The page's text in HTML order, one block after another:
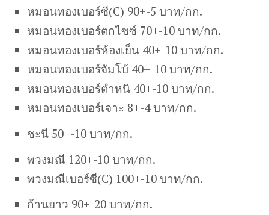
หมอนทองเบอร์ซี(C) 90+-5 บาท/กก.
หมอนทองเบอร์ตกไซซ์ 70+-10 บาท/กก.
หมอนทองเบอร์ห้องเย็น 40+-10 บาท/กก.
หมอนทองเบอร์จัมโบ้ 40+-10 บาท/กก.
หมอนทองเบอร์ตำหนิ 40+-10 บาท/กก.
หมอนทองเบอร์เจาะ 8+-4 บาท/กก.
ชะนี 50+-10 บาท/กก.
พวงมณี 120+-10 บาท/กก.
พวงมณีเบอร์ซี(C) 100+-10 บาท/กก.
ก้านยาว 90+-20 บาท/กก.